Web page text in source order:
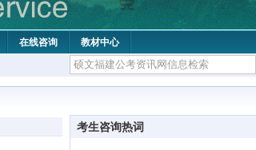
在线咨询
教材中心
考生咨询热词